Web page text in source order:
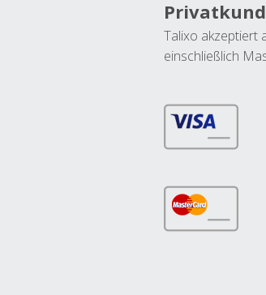
Talixo akzeptiert
einschließlich